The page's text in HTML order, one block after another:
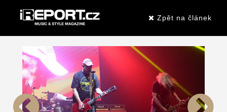
Zpět na článek